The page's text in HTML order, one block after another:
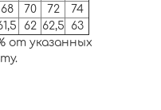
68 70 72
74
62 62,5
63
от указанных